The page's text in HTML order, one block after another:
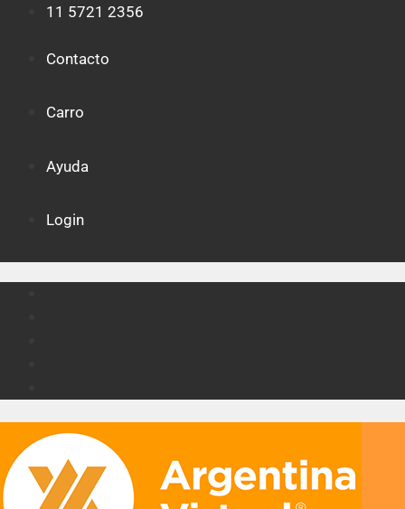
contenido
11 5721 2356
Contacto
Carro
Ayuda
Login